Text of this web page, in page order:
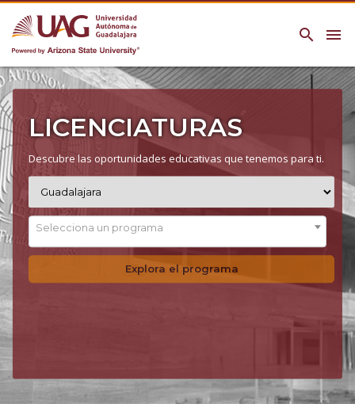
menu
search
LICENCIATURAS
Descubre las oportunidades educativas que tenemos para ti.
Selecciona un programa
Explora el programa